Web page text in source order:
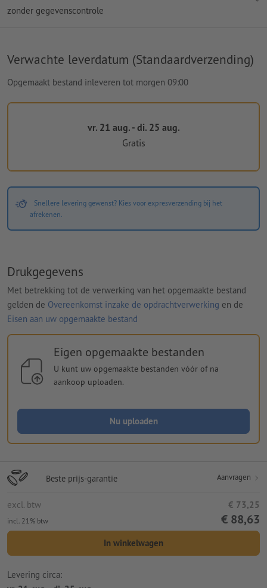
zonder gegevenscontrole
Verwachte leverdatum (Standaardverzending)
Opgemaakt bestand inleveren tot morgen 09:00
vr. 21 aug. - di. 25 aug.
Gratis
Snellere levering gewenst? Kies voor expresverzending bij het
afrekenen.
Drukgegevens
Met betrekking tot de verwerking van het opgemaakte bestand
gelden de Overeenkomst inzake de opdrachtverwerking en de
Eisen aan uw opgemaakte bestand
Eigen opgemaakte bestanden
U kunt uw opgemaakte bestanden vóór of na
aankoop uploaden.
Nu uploaden
Beste prijs-garantie Aanvragen
excl. btw € 73,25
incl. 21% btw € 88,63
In winkelwagen
Levering circa: